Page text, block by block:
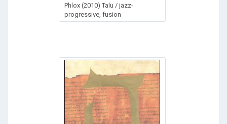
Phlox (2010) Talu / jazz-
progressive, fusion